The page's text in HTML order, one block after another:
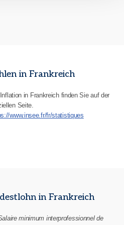
in Frankreich
in Frankreich finden Sie auf der
Seite.
www.insee.fr/fr/statistiques
in Frankreich
minimum interprofessionnel de